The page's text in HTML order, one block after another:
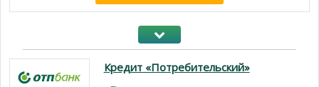
Кредит «Потребительский»